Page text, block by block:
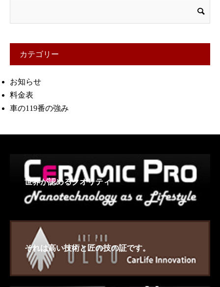
カテゴリー
お知らせ
料金表
車の119番の強み
世界が認めるクオリティ
それは高い技術と匠の技の証です。